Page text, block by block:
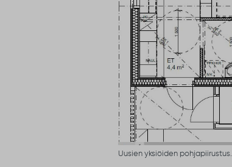
Uusien yksiöiden pohjapiirustus.